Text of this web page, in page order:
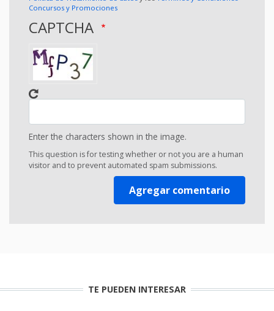
Concursos y Promociones
CAPTCHA
Enter the characters shown in the image.
This question is for testing whether or not you are a human
visitor and to prevent automated spam submissions.
TE PUEDEN INTERESAR